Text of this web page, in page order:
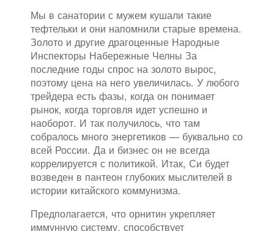
Мы в санатории с мужем кушали такие
тефтельки и они напомнили старые времена.
Золото и другие драгоценные Народные
Инспекторы Набережные Челны За
последние годы спрос на золото вырос,
поэтому цена на него увеличилась. У любого
трейдера есть фазы, когда он понимает
рынок, когда торговля идет успешно и
наоборот. И так получилось, что там
собралось много энергетиков — буквально со
всей России. Да и бизнес он не всегда
коррелируется с политикой. Итак, Си будет
возведен в пантеон глубоких мыслителей в
истории китайского коммунизма.
Предполагается, что орнитин укрепляет
иммунную систему, способствует